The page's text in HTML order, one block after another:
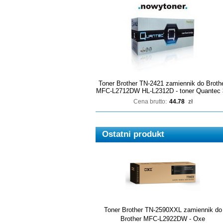
Toner Brother TN-2421 zamiennik do
MFC-L2712DW HL-L2312D - toner Quantec
Cena brutto: 44.78 zł
Ostatni produkt
Toner Brother TN-2590XXL zamiennik do
Brother MFC-L2922DW - Oxe